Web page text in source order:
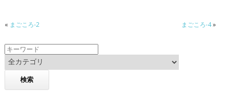
« まごころ-2 まごころ-4»